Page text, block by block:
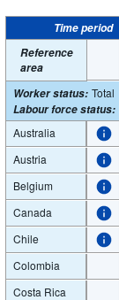
Time period
Reference
area
Worker status: Total
Labour force status:
Australia
Austria
Belgium
Canada
Chile
Colombia
Costa Rica